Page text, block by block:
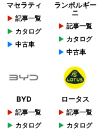
マセラティ
記事一覧
カタログ
中古車
ランボルギー
ニ
記事一覧
カタログ
中古車
BYD
記事一覧
カタログ
ロータス
記事一覧
カタログ